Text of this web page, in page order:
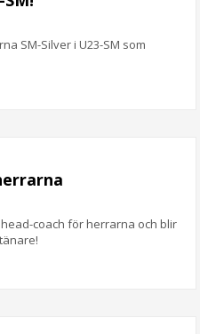
SM-Silver i U23-SM som
coach för herrarna och blir